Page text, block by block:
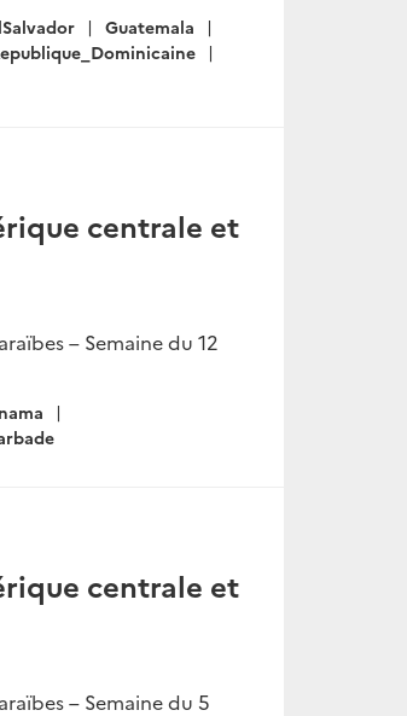
Guatemala
centrale et
– Semaine du 12
centrale et
– Semaine du 5